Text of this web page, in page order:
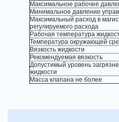
Максимальное рабочее
Минимальное давление
Максимальный расход в
регулируемого расхода
Рабочая температура
Температура окружающей
Вязкость жидкости
Рекомендуемая вязкость
Допустимый уровень
жидкости
Масса клапана не более